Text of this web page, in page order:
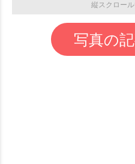
縦スクロー
写真の